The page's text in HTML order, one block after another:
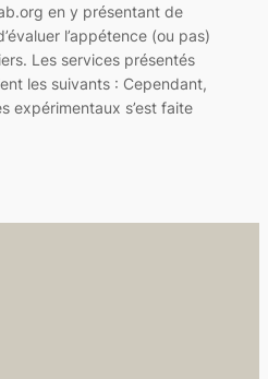
en y présentant de
l’appétence (ou pas)
Les services présentés
les suivants : Cependant,
expérimentaux s’est faite